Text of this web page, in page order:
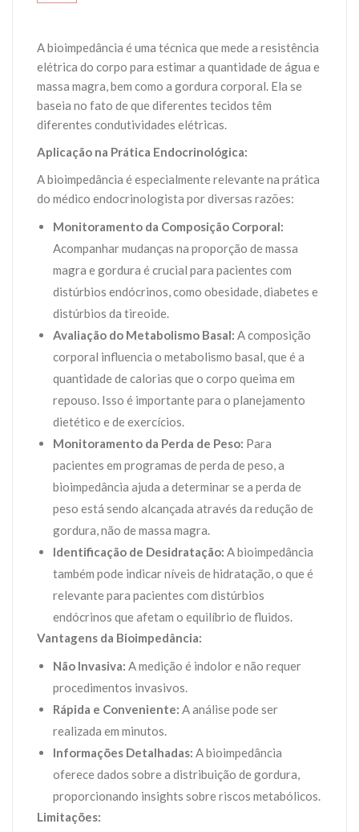
A bioimpedância é uma técnica que mede a resistência
elétrica do corpo para estimar a quantidade de água e
massa magra, bem como a gordura corporal. Ela se
baseia no fato de que diferentes tecidos têm
diferentes condutividades elétricas.
Aplicação na Prática Endocrinológica:
A bioimpedância é especialmente relevante na prática
do médico endocrinologista por diversas razões:
Monitoramento da Composição Corporal:
Acompanhar mudanças na proporção de massa
magra e gordura é crucial para pacientes com
distúrbios endócrinos, como obesidade, diabetes e
distúrbios da tireoide.
Avaliação do Metabolismo Basal: A composição
corporal influencia o metabolismo basal, que é a
quantidade de calorias que o corpo queima em
repouso. Isso é importante para o planejamento
dietético e de exercícios.
Monitoramento da Perda de Peso: Para
pacientes em programas de perda de peso, a
bioimpedância ajuda a determinar se a perda de
peso está sendo alcançada através da redução de
gordura, não de massa magra.
Identificação de Desidratação: A bioimpedância
também pode indicar níveis de hidratação, o que é
relevante para pacientes com distúrbios
endócrinos que afetam o equilíbrio de fluidos.
Vantagens da Bioimpedância:
Não Invasiva: A medição é indolor e não requer
procedimentos invasivos.
Rápida e Conveniente: A análise pode ser
realizada em minutos.
Informações Detalhadas: A bioimpedância
oferece dados sobre a distribuição de gordura,
proporcionando insights sobre riscos metabólicos.
Limitações: